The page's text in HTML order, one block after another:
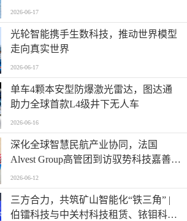
全场景运营标杆
2026-06-17
光轮智能携手生数科技，推动世界模型
走向真实世界
2026-06-17
单车4颗本安型防爆激光雷达，图达通
助力全球首款L4级井下无人车
2026-06-16
深化全球智慧民航产业协同，法国
Alvest Group高管团到访驭势科技嘉善研
发测试和应用创新中心
2026-06-12
三方合力，共筑矿山智能化“铁三角” |
伯镭科技与中关村科技租赁、铱钼科技